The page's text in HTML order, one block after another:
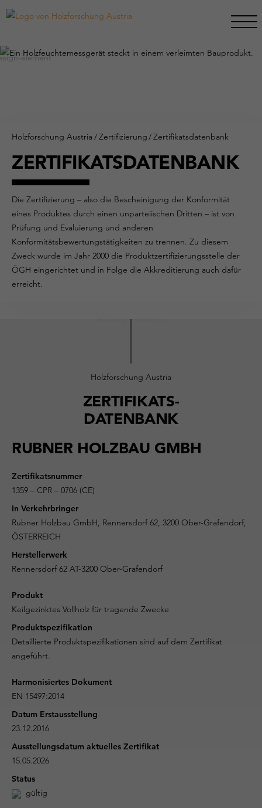
Holzforschung Austria /Zertifizierung/Zertifikatsdatenbank
ZERTIFIKATSDATENBANK
Die Zertifizierung – also die Bescheinigung der Konformität
eines Produktes durch einen unparteiischen Dritten – ist von
Prüfung und Evaluierung und anderen
Konformitätsbewertungstätigkeiten zu trennen. Zu diesem
Zweck wurde im Jahr 2000 die Produktzertifizierungsstelle der
ÖGH eingerichtet und in Folge die Akkreditierung auch dafür
erreicht.
Holzforschung Austria
ZERTIFIKATS-
DATENBANK
RUBNER HOLZBAU GMBH
Zertifikatsnummer
1359 – CPR – 0706 (CE)
In Verkehrbringer
Rubner Holzbau GmbH, Rennersdorf 62, 3200 Ober-Grafendorf,
ÖSTERREICH
Herstellerwerk
Rennersdorf 62 AT-3200 Ober-Grafendorf
Produkt
Keilgezinktes Vollholz für tragende Zwecke
Produktspezifikation
Detaillierte Produktspezifikationen sind auf dem Zertifikat
angeführt.
Harmonisiertes Dokument
EN 15497:2014
Datum Erstausstellung
23.12.2016
Ausstellungsdatum aktuelles Zertifikat
15.05.2026
Status
gültig